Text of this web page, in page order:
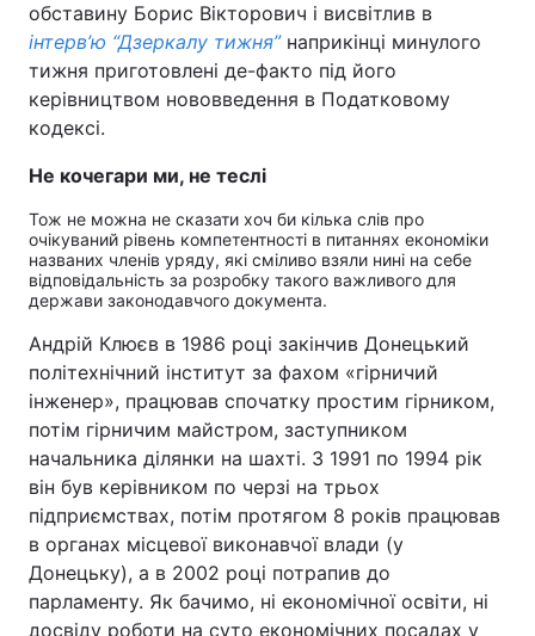
обставину Борис Вікторович і висвітлив в
інтерв’ю “Дзеркалу тижня”наприкінці минулого
тижня приготовлені де-факто під його
керівництвом нововведення в Податковому
кодексі.
Не кочегари ми, не теслі
Тож не можна не сказати хоч би кілька слів про
очікуваний рівень компетентності в питаннях економіки
названих членів уряду, які сміливо взяли нині на себе
відповідальність за розробку такого важливого для
держави законодавчого документа.
Андрій Клюєв в 1986 році закінчив Донецький
політехнічний інститут за фахом «гірничий
інженер», працював спочатку простим гірником,
потім гірничим майстром, заступником
начальника ділянки на шахті. З 1991 по 1994 рік
він був керівником по черзі на трьох
підприємствах, потім протягом 8 років працював
в органах місцевої виконавчої влади (у
Донецьку), а в 2002 році потрапив до
парламенту. Як бачимо, ні економічної освіти, ні
досвіду роботи на суто економічних посадах у